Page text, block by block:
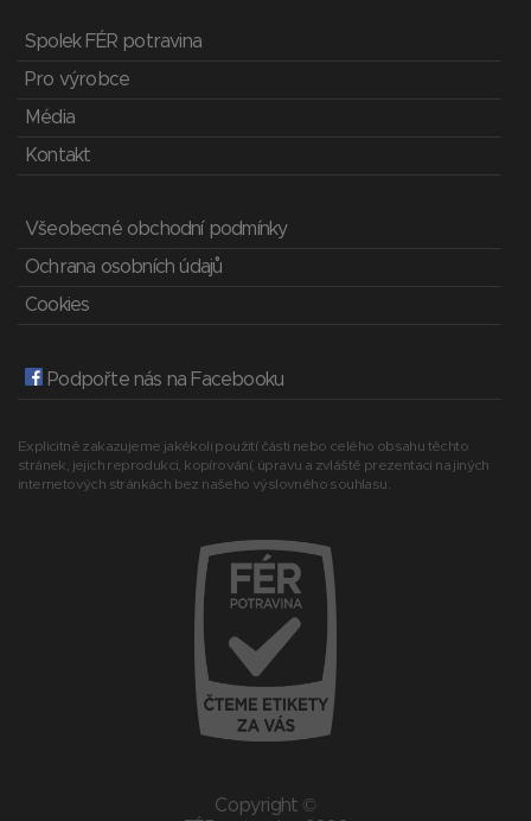
Spolek FÉR potravina
Pro výrobce
Média
Kontakt
Všeobecné obchodní podmínky
Ochrana osobních údajů
Cookies
Podpořte nás na Facebooku
Explicitně zakazujeme jakékoli použití části nebo celého obsahu těchto
stránek, jejich reprodukci, kopírování, úpravu a zvláště prezentaci na jiných
internetových stránkách bez našeho výslovného souhlasu.
Copyright ©